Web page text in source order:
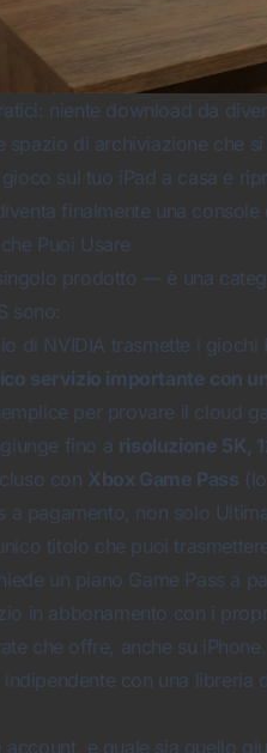
niente download da
spazio di archiviazione che
sul tuo iPad a casa e
diventa finalmente una
Puoi Usare
prodotto — è una
sono:
di NVIDIA trasmette i
servizio importante con
per provare il cloud
fino a risoluzione 5K,
con Xbox Game Pass
a pagamento, non solo
titolo che puoi
un piano Game Pass a
in abbonamento con i
che offre, anche su iPhone.
con una libreria
e quale sia quello